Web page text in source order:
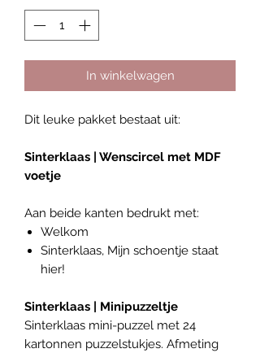
In winkelwagen
Dit leuke pakket bestaat uit:
Sinterklaas | Wenscircel met MDF
voetje
Aan beide kanten bedrukt met:
Welkom
Sinterklaas, Mijn schoentje staat
hier!
Sinterklaas | Minipuzzeltje
Sinterklaas mini-puzzel met 24
kartonnen puzzelstukjes. Afmeting